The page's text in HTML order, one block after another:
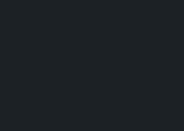
ณสามารถช่วยให้นักเรียนสร้างกิจวัตร